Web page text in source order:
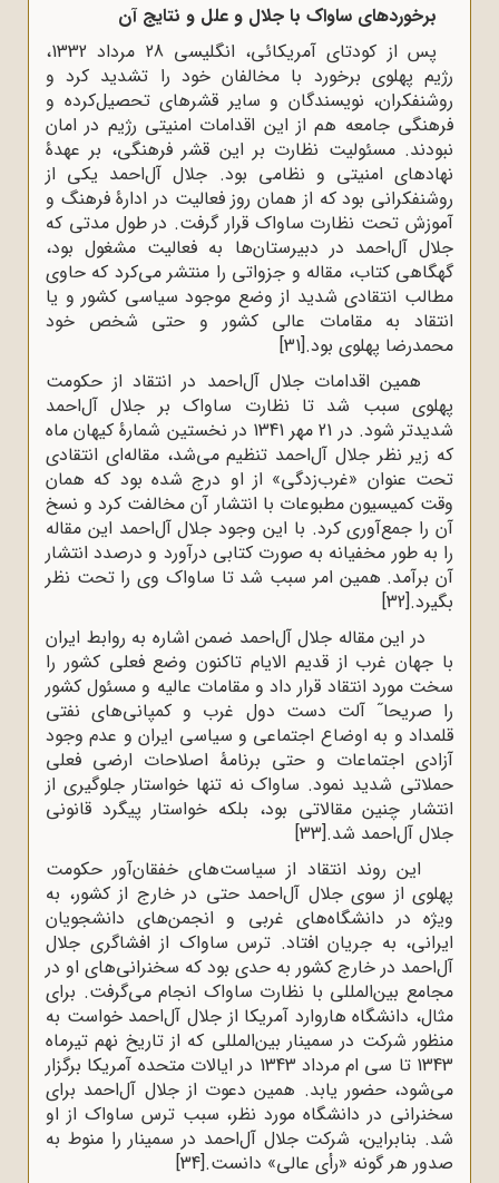
برخوردهای ساواک با جلال و علل و نتایج آن
پس از کودتای آمریکائی، انگلیسی 28 مرداد 1332،
رژیم پهلوی برخورد با مخالفان خود را تشدید کرد و
روشنفکران، نویسندگان و سایر قشرهای تحصیل‌کرده و
فرهنگی جامعه هم از این اقدامات امنیتی رژیم در امان
نبودند. مسئولیت نظارت بر این قشر فرهنگی، بر عهدۀ
نهادهای امنیتی و نظامی بود. جلال آل‌احمد یکی از
روشنفکرانی بود که از همان روز فعالیت در ادارۀ فرهنگ و
آموزش تحت نظارت ساواک قرار گرفت. در طول مدتی که
جلال آل‌احمد در دبیرستان‌ها به فعالیت مشغول بود،
گهگاهی کتاب، مقاله و جزواتی را منتشر می‌کرد که حاوی
مطالب انتقادی شدید از وضع موجود سیاسی کشور و یا
انتقاد به مقامات عالی کشور و حتی شخص خود
محمدرضا پهلوی بود.[31]
همین اقدامات جلال آل‌احمد در انتقاد از حکومت
پهلوی سبب شد تا نظارت ساواک بر جلال آل‌احمد
شدیدتر شود. در 21 مهر 1341 در نخستین شمارۀ کیهان ماه
که زیر نظر جلال آل‌احمد تنظیم می‌شد، مقاله‌ای انتقادی
تحت عنوان «غرب‌زدگی» از او درج شده بود که همان
وقت کمیسیون مطبوعات با انتشار آن مخالفت کرد و نسخ
آن را جمع‌آوری کرد. با این وجود جلال آل‌احمد این مقاله
را به طور مخفیانه به صورت کتابی درآورد و درصدد انتشار
آن برآمد. همین امر سبب شد تا ساواک وی را تحت نظر
بگیرد.[32]
در این مقاله جلال آل‌احمد ضمن اشاره به روابط ایران
با جهان غرب از قدیم الایام تاکنون وضع فعلی کشور را
سخت مورد انتقاد قرار داد و مقامات عالیه و مسئول کشور
را صریحا˝ آلت دست دول غرب و کمپانی‌های نفتی
قلمداد و به اوضاع اجتماعی و سیاسی ایران و عدم وجود
آزادی اجتماعات و حتی برنامۀ اصلاحات ارضی فعلی
حملاتی شدید نمود. ساواک نه تنها خواستار جلوگیری از
انتشار چنین مقالاتی بود، بلکه خواستار پیگرد قانونی
جلال آل‌احمد شد.[33]
این روند انتقاد از سیاست‌های خفقان‌آور حکومت
پهلوی از سوی جلال آل‌احمد حتی در خارج از کشور، به
ویژه در دانشگاه‌های غربی و انجمن‌های دانشجویان
ایرانی، به جریان افتاد. ترس ساواک از افشاگری جلال
آل‌احمد در خارج کشور به حدی بود که سخنرانی‌های او در
مجامع بین‌المللی با نظارت ساواک انجام می‌گرفت. برای
مثال، دانشگاه هاروارد آمریکا از جلال آل‌احمد خواست به
منظور شرکت در سمینار بین‌المللی که از تاریخ نهم تیرماه
1343 تا سی ام مرداد 1343 در ایالات متحده آمریکا برگزار
می‌شود، حضور یابد. همین دعوت از جلال آل‌احمد برای
سخنرانی در دانشگاه مورد نظر، سبب ترس ساواک از او
شد. بنابراین، شرکت جلال آل‌احمد در سمینار را منوط به
صدور هر گونه «رأی عالی» دانست.[34]